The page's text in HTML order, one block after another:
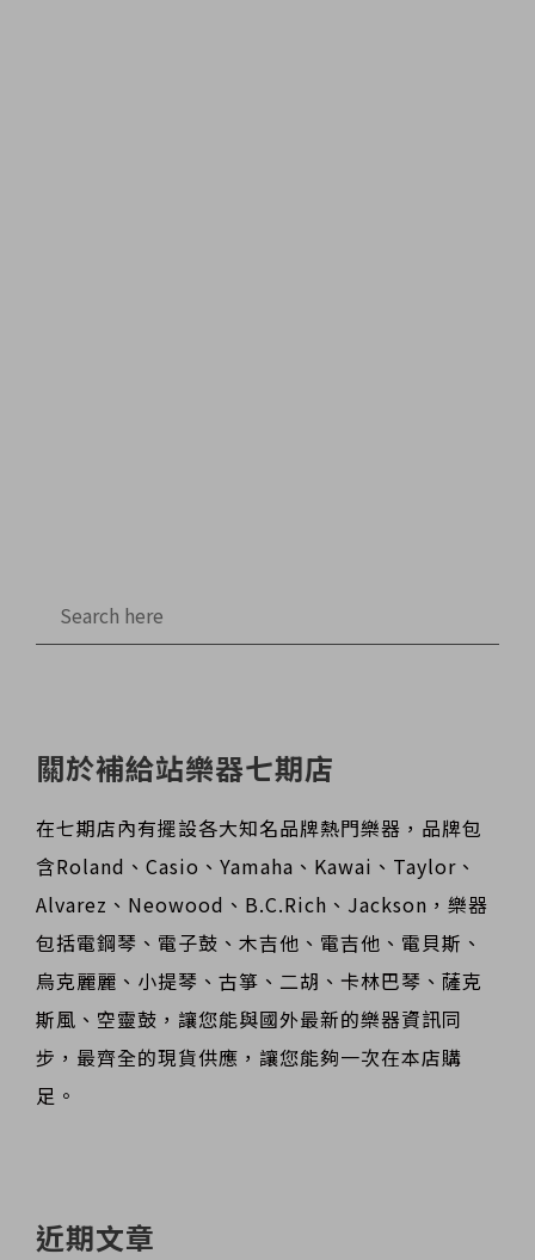
關於補給站樂器七期店
在七期店內有擺設各大知名品牌熱門樂器，品牌包
含Roland、Casio、Yamaha、Kawai、Taylor、
Alvarez、Neowood、B.C.Rich、Jackson，樂器
包括電鋼琴、電子鼓、木吉他、電吉他、電貝斯、
烏克麗麗、小提琴、古箏、二胡、卡林巴琴、薩克
斯風、空靈鼓，讓您能與國外最新的樂器資訊同
步，最齊全的現貨供應，讓您能夠一次在本店購
足。
近期文章